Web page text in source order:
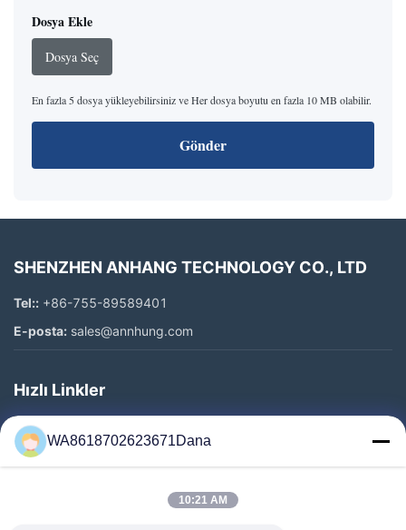
Dosya Ekle
Dosya Seç
En fazla 5 dosya yükleyebilirsiniz ve Her dosya boyutu en fazla 10 MB olabilir.
Gönder
SHENZHEN ANHANG TECHNOLOGY CO., LTD
Tel:: +86-755-89589401
E-posta: sales@annhung.com
Hızlı Linkler
Evde
Ürün
WA8618702623671Dana
10:21 AM